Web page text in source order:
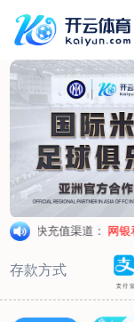
Menu
网站首页
关于我们
产品中心
荣誉资质
厂区设备
人才招聘
新闻中心
销售网点
联系我们